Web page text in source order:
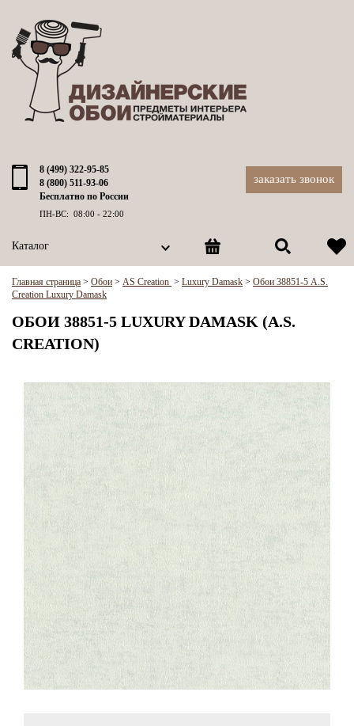
8 (499) 322-95-85
8 (800) 511-93-06
Бесплатно по России
ПН-ВС: 08:00 - 22:00
заказать звонок
Каталог
Главная страница > Обои > AS Creation > Luxury Damask > Обои 38851-5 A.S.
Creation Luxury Damask
ОБОИ 38851-5 LUXURY DAMASK (A.S.
CREATION)